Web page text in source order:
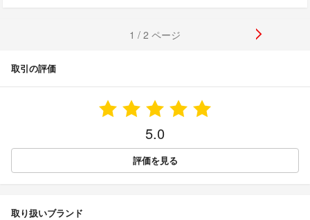
1 / 2 ページ
取引の評価
5.0
評価を見る
取り扱いブランド